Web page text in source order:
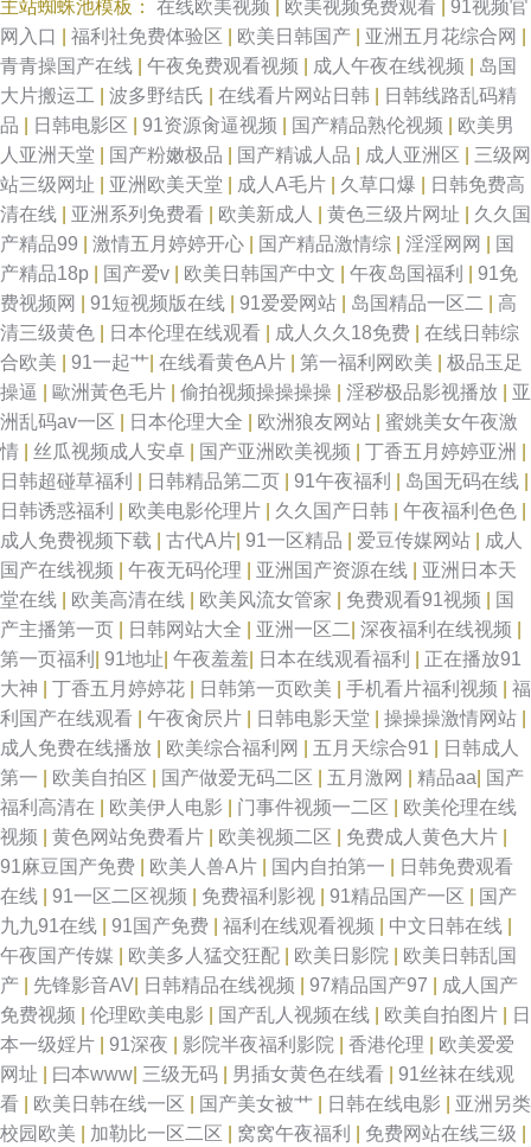
主站蜘蛛池模板： 在线欧美视频 欧美视频免费观看
91视频官
网入口
福利社免费体验区 欧美日韩国产 亚洲五月花综合网
青青操国产在线
午夜免费观看视频 成人午夜在线视频
岛国
大片搬运工
波多野结氏 在线看片网站日韩
日韩线路乱码精
品
日韩电影区 91资源肏逼视频 国产精品熟伦视频
欧美男
人亚洲天堂
国产粉嫩极品 国产精诚人品 成人亚洲区
三级网
站三级网址
亚洲欧美天堂 成人A毛片 久草口爆
日韩免费高
清在线
亚洲系列免费看 欧美新成人 黄色三级片网址
久久国
产精品99
激情五月婷婷开心 国产精品激情综 淫淫网网
国
产精品18p
国产爱v 欧美日韩国产中文 午夜岛国福利
91免
费视频网
91短视频版在线 91爱爱网站 岛国精品一区二
高
清三级黄色
日本伦理在线观看 成人久久18免费
在线日韩综
合欧美
91一起艹 在线看黄色A片 第一福利网欧美
极品玉足
操逼
歐洲黃色毛片 偷拍视频操操操操 淫秽极品影视播放
亚
洲乱码av一区
日本伦理大全 欧洲狼友网站
蜜姚美女午夜激
情
丝瓜视频成人安卓 国产亚洲欧美视频 丁香五月婷婷亚洲
日韩超碰草福利
日韩精品第二页 91午夜福利 岛国无码在线
日韩诱惑福利
欧美电影伦理片 久久国产日韩 午夜福利色色
成人免费视频下载
古代A片 91一区精品 爱豆传媒网站
成人
国产在线视频
午夜无码伦理 亚洲国产资源在线
亚洲日本天
堂在线
欧美高清在线 欧美风流女管家 免费观看91视频
国
产主播第一页
日韩网站大全 亚洲一区二 深夜福利在线视频
第一页福利
91地址 午夜羞羞 日本在线观看福利
正在播放91
大神
丁香五月婷婷花 日韩第一页欧美 手机看片福利视频
福
利国产在线观看
午夜肏屄片 日韩电影天堂 操操操激情网站
成人免费在线播放
欧美综合福利网 五月天综合91
日韩成人
第一
欧美自拍区 国产做爱无码二区 五月激网 精品aa
国产
福利高清在
欧美伊人电影 门事件视频一二区
欧美伦理在线
视频
黄色网站免费看片 欧美视频二区 免费成人黄色大片
91麻豆国产免费
欧美人兽A片 国内自拍第一
日韩免费观看
在线
91一区二区视频 免费福利影视 91精品国产一区
国产
九九91在线
91国产免费 福利在线观看视频 中文日韩在线
午夜国产传媒
欧美多人猛交狂配 欧美日影院
欧美日韩乱国
产
先锋影音AV 日韩精品在线视频 97精品国产97
成人国产
免费视频
伦理欧美电影 国产乱人视频在线 欧美自拍图片
日
本一级婬片
91深夜 影院半夜福利影院 香港伦理
欧美爱爱
网址
曰本www 三级无码 男插女黄色在线看
91丝袜在线观
看
欧美日韩在线一区 国产美女被艹 日韩在线电影
亚洲另类
校园欧美
加勒比一区二区 窝窝午夜福利 免费网站在线三级